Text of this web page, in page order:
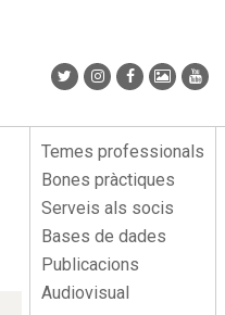
Menu
lateral
Temes professionals
Bones pràctiques
Serveis als socis
Bases de dades
Publicacions
Audiovisual